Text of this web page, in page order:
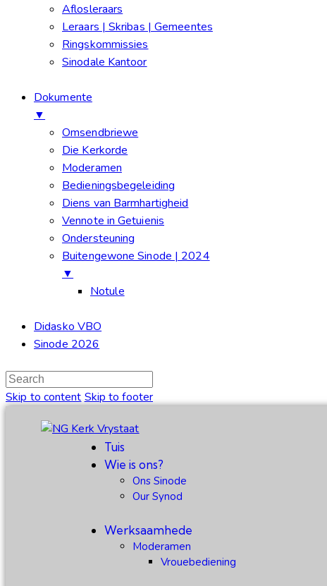
Aflosleraars
Leraars | Skribas | Gemeentes
Ringskommissies
Sinodale Kantoor
Dokumente
▼
Omsendbriewe
Die Kerkorde
Moderamen
Bedieningsbegeleiding
Diens van Barmhartigheid
Vennote in Getuienis
Ondersteuning
Buitengewone Sinode | 2024
▼
Notule
Didasko VBO
Sinode 2026
Skip to content Skip to footer
Tuis
Wie is ons?
Ons Sinode
Our Synod
Werksaamhede
Moderamen
Vrouebediening